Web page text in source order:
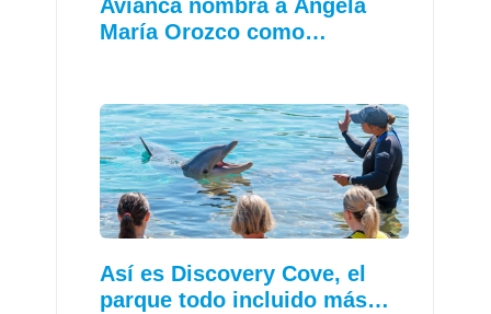
Avianca nombra a Ángela
María Orozco como…
Así es Discovery Cove, el
parque todo incluido más…